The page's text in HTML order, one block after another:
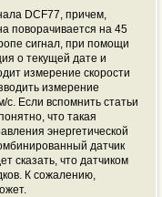
DCF77, причем,
поворачивается на 45
сигнал, при помощи
о текущей дате и
измерение скорости
измерение
с. Если вспомнить статьи
что такая
энергетической
датчик
сказать, что датчиком
К сожалению,